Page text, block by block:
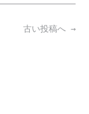
古い投稿へ →